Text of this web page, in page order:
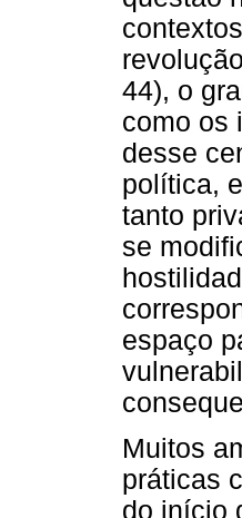
44), o
como os
desse
política,
tanto
se
espaço
Muitos
práticas
do início